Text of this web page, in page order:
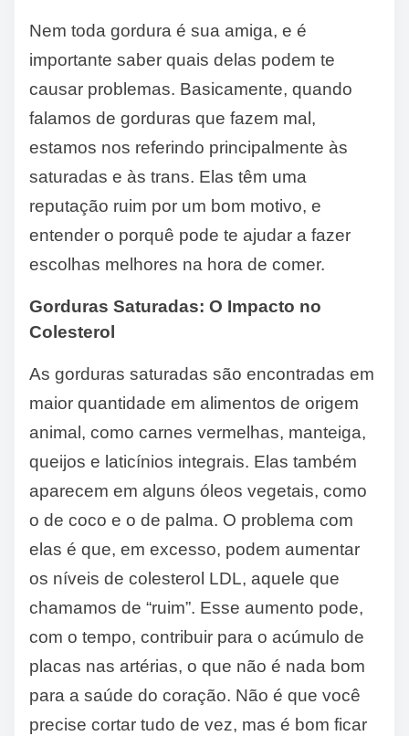
Nem toda gordura é sua amiga, e é
importante saber quais delas podem te
causar problemas. Basicamente, quando
falamos de gorduras que fazem mal,
estamos nos referindo principalmente às
saturadas e às trans. Elas têm uma
reputação ruim por um bom motivo, e
entender o porquê pode te ajudar a fazer
escolhas melhores na hora de comer.
Gorduras Saturadas: O Impacto no
Colesterol
As gorduras saturadas são encontradas em
maior quantidade em alimentos de origem
animal, como carnes vermelhas, manteiga,
queijos e laticínios integrais. Elas também
aparecem em alguns óleos vegetais, como
o de coco e o de palma. O problema com
elas é que, em excesso, podem aumentar
os níveis de colesterol LDL, aquele que
chamamos de “ruim”. Esse aumento pode,
com o tempo, contribuir para o acúmulo de
placas nas artérias, o que não é nada bom
para a saúde do coração. Não é que você
precise cortar tudo de vez, mas é bom ficar